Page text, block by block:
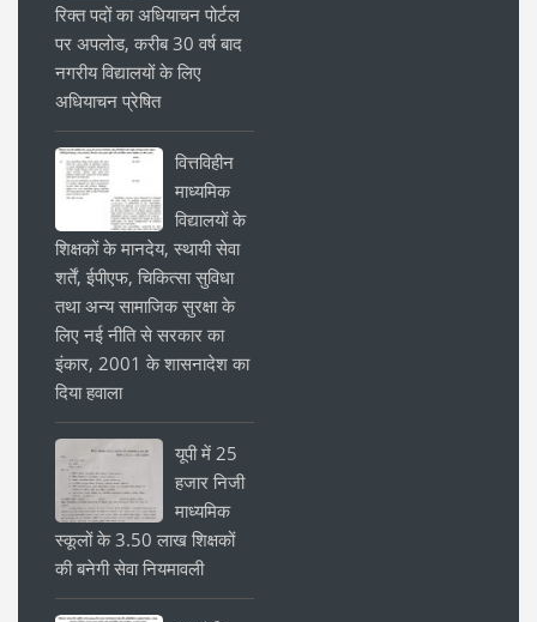
रिक्त पदों का अधियाचन पोर्टल
पर अपलोड, करीब 30 वर्ष बाद
नगरीय विद्यालयों के लिए
अधियाचन प्रेषित
वित्तविहीन
माध्यमिक
विद्यालयों के
शिक्षकों के मानदेय, स्थायी सेवा
शर्तें, ईपीएफ, चिकित्सा सुविधा
तथा अन्य सामाजिक सुरक्षा के
लिए नई नीति से सरकार का
इंकार, 2001 के शासनादेश का
दिया हवाला
यूपी में 25
हजार निजी
माध्यमिक
स्कूलों के 3.50 लाख शिक्षकों
की बनेगी सेवा नियमावली